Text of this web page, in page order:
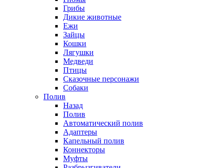
Грибы
Дикие животные
Ежи
Зайцы
Кошки
Лягушки
Медведи
Птицы
Сказочные персонажи
Собаки
Полив
Назад
Полив
Автоматический полив
Адаптеры
Капельный полив
Коннекторы
Муфты